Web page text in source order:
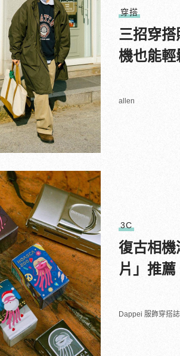
穿搭
三招穿
機也能輕
allen
3C
復古相機
片」推薦
Dappei 服飾穿搭誌